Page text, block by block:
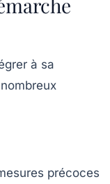
à sa
précoces